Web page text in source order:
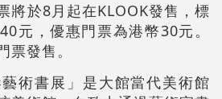
將於8月起在KLOOK發售，標
元，優惠門票為港幣30元。
票發售。
藝術書展」是大館當代美術館